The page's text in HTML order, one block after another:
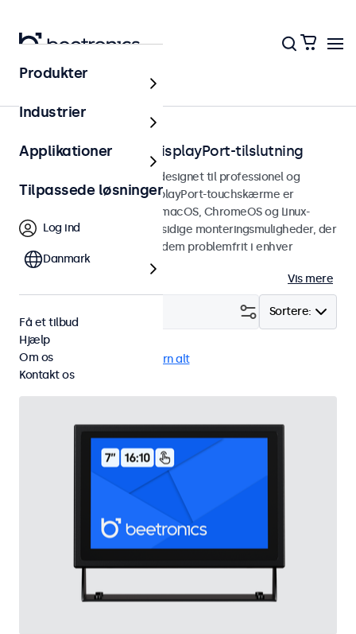
Hjem
Touchskærme med DisplayPort-tilslutning
DisplayPort touchskærme designet til professionel og
kontinuerlig brug. Disse DisplayPort-touchskærme er
kompatible med Windows, macOS, ChromeOS og Linux-
operativsystemer og har alsidige monteringsmuligheder, der
gør det muligt at integrere dem problemfrit i enhver
brugsform og ethvert miljø.
Vis mere
Sortere:
DisplayPort Fjern alt
Produkter
Industrier
Applikationer
Tilpassede løsninger
Log ind
Danmark
Få et tilbud
Hjælp
Om os
Kontakt os